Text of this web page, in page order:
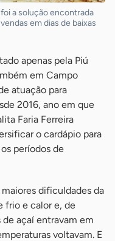
a solução encontrada
em dias de baixas
apenas pela Piú
em Campo
atuação para
2016, ano em que
Faria Ferreira
o cardápio para
períodos de
dificuldades da
frio e calor e, de
açaí entravam em
voltavam. E